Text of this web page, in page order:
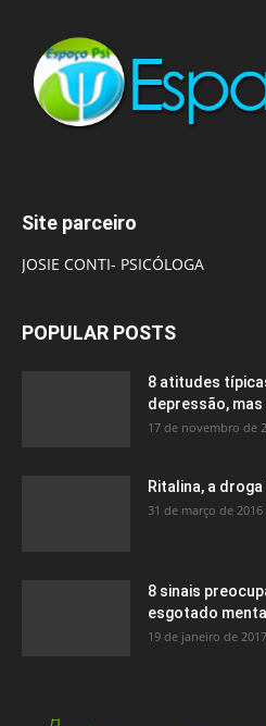
Site parceiro
JOSIE CONTI- PSICÓLOGA
POPULAR POSTS
8 atitudes
depressão,
17 de novembro de
Ritalina, a
31 de março de 2016
8 sinais
esgotado
19 de janeiro de 2017